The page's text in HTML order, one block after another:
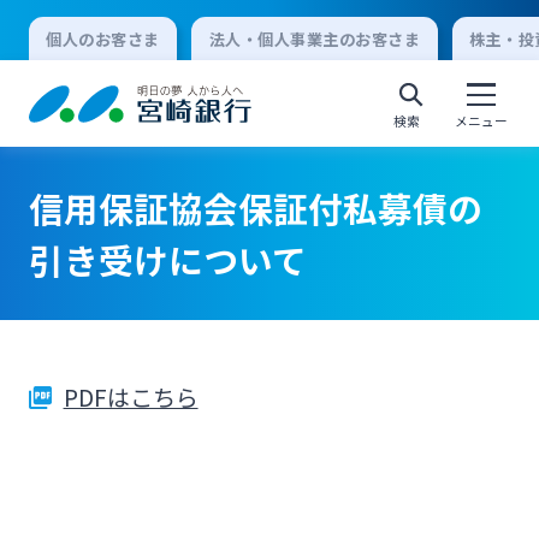
個人のお客さま 法人・個人事業主のお客さま 株主・
検索 メニュー
個人向けインターネットバンキング
ログオン
法人向けインターネットバンキング
信用保証協会保証付私募債の
引き受けについて
PDFはこちら